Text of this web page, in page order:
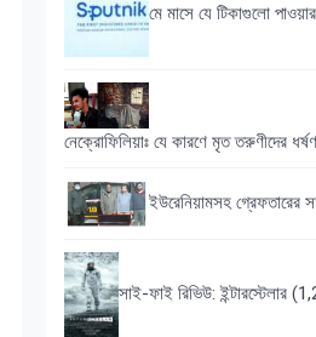
মে মাসে যে টিকাগুলো
নেক্রোফিলিয়াঃ যে কারণে মৃত তরুণীদের
ইউরেনিয়ামসহ
সাই-ফাই রিভিউ: ইন্টারস্টেলার